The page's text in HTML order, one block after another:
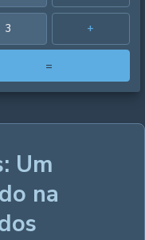
3 +
=
Um
na